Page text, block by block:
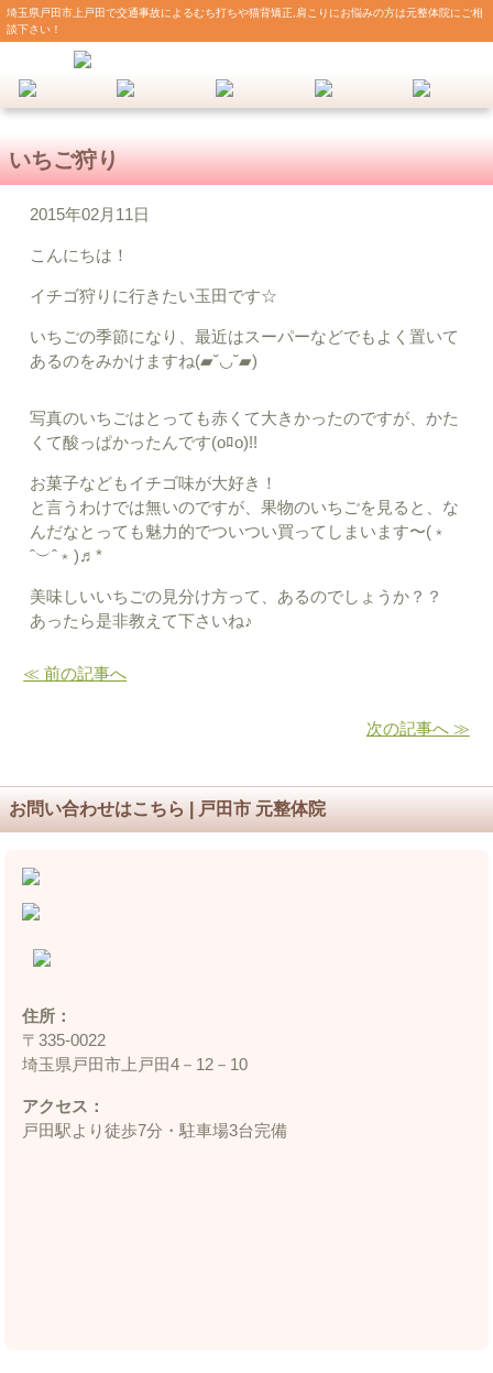
埼玉県戸田市上戸田で交通事故によるむち打ちや猫背矯正,肩こりにお悩みの方は元整体院にご相
談下さい！
いちご狩り
2015年02月11日
こんにちは！
イチゴ狩りに行きたい玉田です☆
いちごの季節になり、最近はスーパーなどでもよく置いて
あるのをみかけますね(▰˘◡˘▰)
写真のいちごはとっても赤くて大きかったのですが、かた
くて酸っぱかったんです(oﾛo)!!
お菓子などもイチゴ味が大好き！
と言うわけでは無いのですが、果物のいちごを見ると、な
んだなとっても魅力的でついつい買ってしまいます〜(﹡
ˆ︶ˆ﹡)♬*
美味しいいちごの見分け方って、あるのでしょうか？？
あったら是非教えて下さいね♪
≪ 前の記事へ
次の記事へ ≫
お問い合わせはこちら | 戸田市 元整体院
住所：
〒335‐0022
埼玉県戸田市上戸田4－12－10
アクセス：
戸田駅より徒歩7分・駐車場3台完備